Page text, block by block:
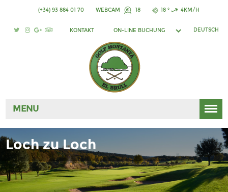
(+34) 93 884 01 70 WEBCAM 18 18 ° 4KM/H
KONTAKT ON-LINE BUCHUNG DEUTSCH
MENU
Loch zu Loch